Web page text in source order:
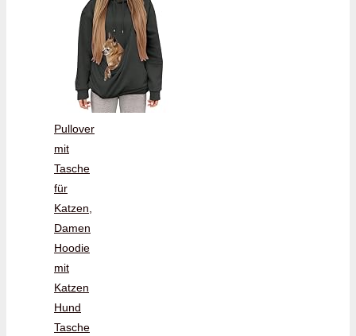
Pullover
mit
Tasche
für
Katzen,
Damen
Hoodie
mit
Katzen
Hund
Tasche